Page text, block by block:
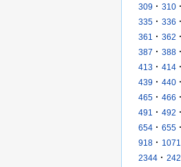
309 · 310 ·
335 · 336 ·
361
· 362 ·
387 · 388 ·
413 · 414 ·
439 · 440 ·
465 · 466 ·
491
· 492 ·
654 · 655 ·
918 · 1071
2344 ·